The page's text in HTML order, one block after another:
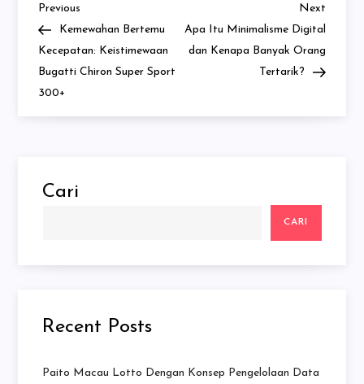
Navigasi
pos
Previous
Post
Previous
Kemewahan Bertemu
Kecepatan: Keistimewaan
Bugatti Chiron Super Sport
300+
Next
Next
Apa Itu Minimalisme Digital
dan Kenapa Banyak Orang
Tertarik?
Cari
CARI
Recent Posts
Paito Macau Lotto Dengan Konsep Pengelolaan Data